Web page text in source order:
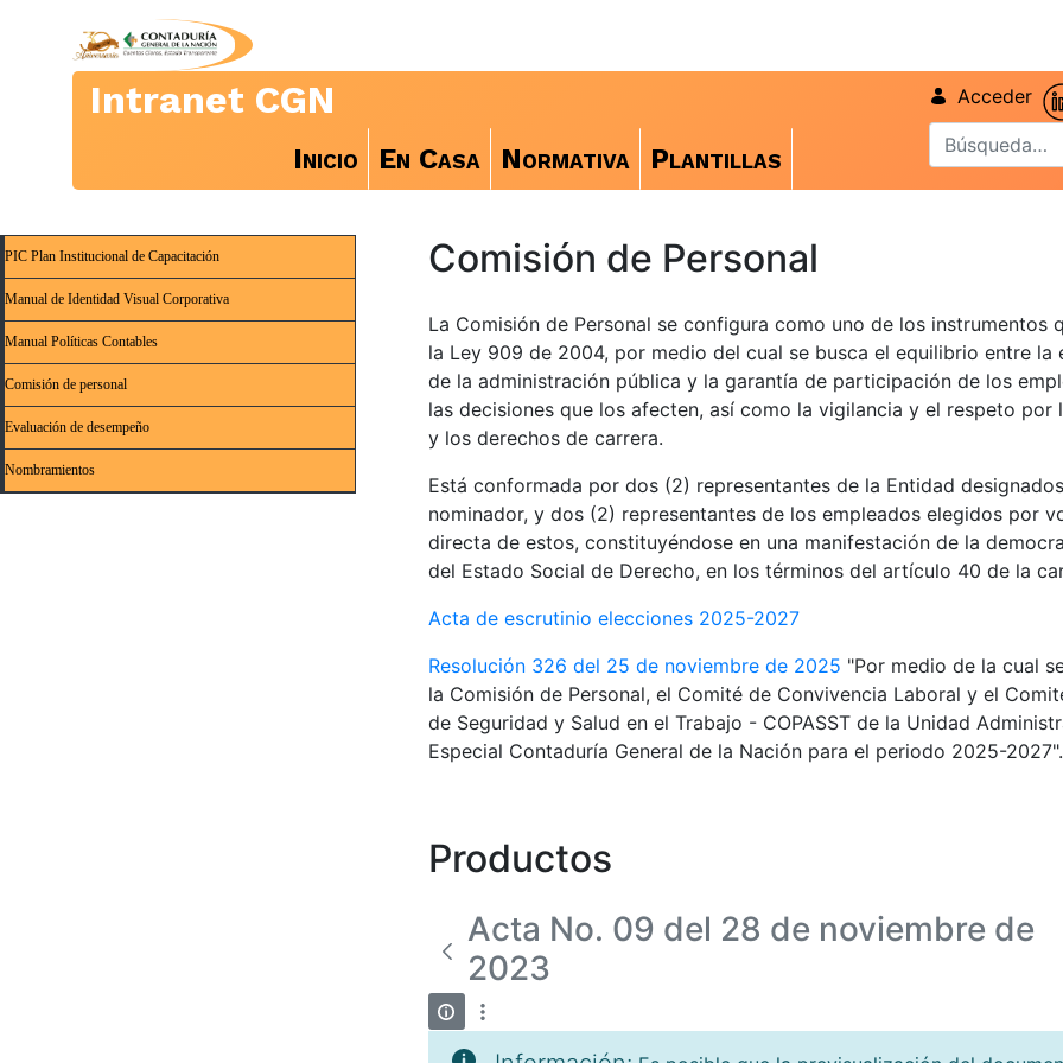
Intranet CGN
Inicio En Casa Normativa Plantillas
Acceder
PIC Plan Institucional de Capacitación
Manual de Identidad Visual Corporativa
Manual Políticas Contables
Comisión de personal
Evaluación de desempeño
Nombramientos
Comisión de Personal
La Comisión de Personal se configura como uno de los instrumentos
la Ley 909 de 2004, por medio del cual se busca el equilibrio entre la
de la administración pública y la garantía de participación de los
las decisiones que los afecten, así como la vigilancia y el respeto por
y los derechos de carrera.
Está conformada por dos (2) representantes de la Entidad
nominador, y dos (2) representantes de los empleados elegidos por
directa de estos, constituyéndose en una manifestación de la
del Estado Social de Derecho, en los términos del artículo 40 de la
Acta de escrutinio elecciones 2025-2027
Resolución 326 del 25 de noviembre de 2025 "Por medio de la cual
la Comisión de Personal, el Comité de Convivencia Laboral y el
de Seguridad y Salud en el Trabajo - COPASST de la Unidad
Especial Contaduría General de la Nación para el periodo 2025-2027".
Productos
Acta No. 09 del 28 de noviembre de
2023